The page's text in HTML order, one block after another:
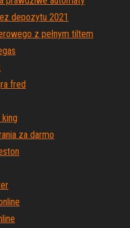
depozytu 2021
z pełnym tiltem
fred
za darmo